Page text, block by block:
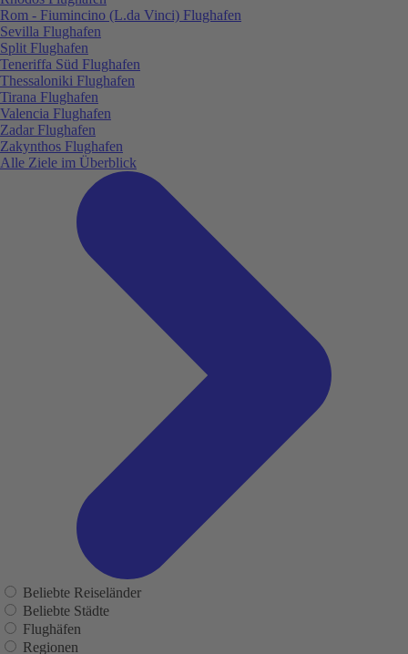
Rom - Fiumincino (L.da Vinci) Flughafen
Sevilla Flughafen
Split Flughafen
Teneriffa Süd Flughafen
Thessaloniki Flughafen
Tirana Flughafen
Valencia Flughafen
Zadar Flughafen
Zakynthos Flughafen
Alle Ziele im Überblick
Beliebte Reiseländer
Beliebte Städte
Flughäfen
Regionen